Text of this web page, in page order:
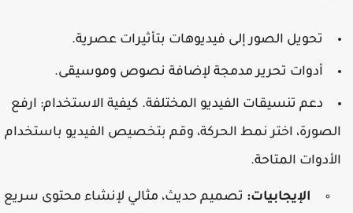
تحويل الصور إلى فيديوهات بتأثيرات عصرية.
أدوات تحرير مدمجة لإضافة نصوص وموسيقى.
دعم تنسيقات الفيديو المختلفة. كيفية الاستخدام: ارفع
اختر نمط الحركة، وقم بتخصيص الفيديو باستخدام
المتاحة.
الإيجابيات:تصميم حديث، مثالي لإنشاء محتوى سريع